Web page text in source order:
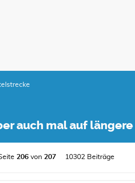
auch mal auf
206 von 207 10302 Beiträge